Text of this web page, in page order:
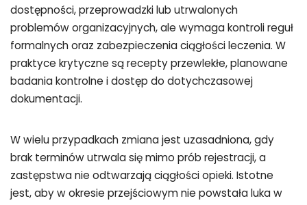
dostępności, przeprowadzki lub utrwalonych
problemów organizacyjnych, ale wymaga kontroli reguł
formalnych oraz zabezpieczenia ciągłości leczenia. W
praktyce krytyczne są recepty przewlekłe, planowane
badania kontrolne i dostęp do dotychczasowej
dokumentacji.
W wielu przypadkach zmiana jest uzasadniona, gdy
brak terminów utrwala się mimo prób rejestracji, a
zastępstwa nie odtwarzają ciągłości opieki. Istotne
jest, aby w okresie przejściowym nie powstała luka w